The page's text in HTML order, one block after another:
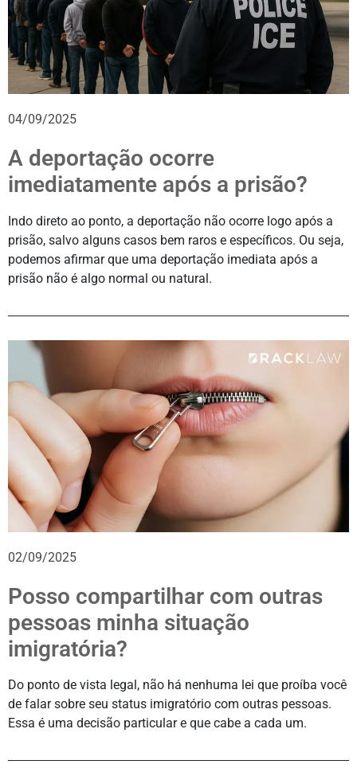
04/09/2025
A deportação ocorre
imediatamente após a prisão?
Indo direto ao ponto, a deportação não ocorre logo após a
prisão, salvo alguns casos bem raros e específicos. Ou seja,
podemos afirmar que uma deportação imediata após a
prisão não é algo normal ou natural.
02/09/2025
Posso compartilhar com outras
pessoas minha situação
imigratória?
Do ponto de vista legal, não há nenhuma lei que proíba você
de falar sobre seu status imigratório com outras pessoas.
Essa é uma decisão particular e que cabe a cada um.